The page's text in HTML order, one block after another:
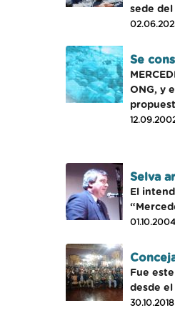
sede del
Se
ONG, y
Selva
El
Fue
desde el
30.10.2018